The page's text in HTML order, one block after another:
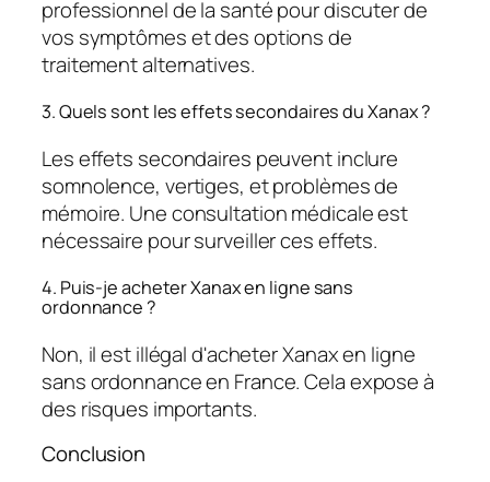
professionnel de la santé pour discuter de
vos symptômes et des options de
traitement alternatives.
3. Quels sont les effets secondaires du Xanax ?
Les effets secondaires peuvent inclure
somnolence, vertiges, et problèmes de
mémoire. Une consultation médicale est
nécessaire pour surveiller ces effets.
4. Puis-je acheter Xanax en ligne sans
ordonnance ?
Non, il est illégal d'acheter Xanax en ligne
sans ordonnance en France. Cela expose à
des risques importants.
Conclusion